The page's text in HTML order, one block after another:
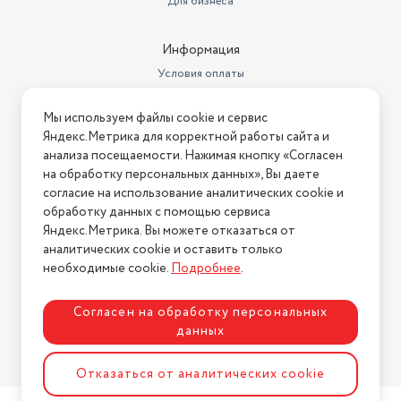
Информация
Условия оплаты
Условия возврата
Нашли ошибку на сайте? Напишите нам
2026 © Интернет-магазин "АстМаркет". У нас есть всё!
Политика конфиденциальности
Разработка сайтаASTDESIGN
Мы используем файлы cookie и сервис
Яндекс.Метрика для корректной работы сайта и
анализа посещаемости. Нажимая кнопку «Согласен
на обработку персональных данных», Вы даете
согласие на использование аналитических cookie и
обработку данных с помощью сервиса
Яндекс.Метрика. Вы можете отказаться от
аналитических cookie и оставить только
необходимые cookie.Подробнее.
Согласен на обработку персональных
данных
Отказаться от аналитических cookie